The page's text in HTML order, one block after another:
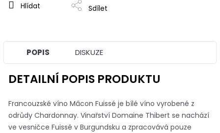
Hlídat Sdílet
POPIS DISKUZE
DETAILNÍ POPIS PRODUKTU
Francouzské víno Mâcon Fuissé je bílé víno vyrobené z
odrůdy Chardonnay. Vinařství Domaine Thibert se nachází
ve vesničce Fuissé v Burgundsku a zpracovává pouze